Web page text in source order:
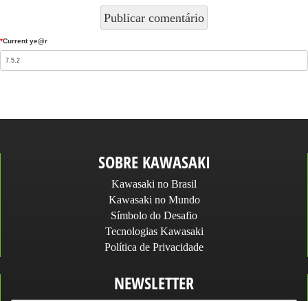
Current ye@r
*
SOBRE KAWASAKI
Kawasaki no Brasil
Kawasaki no Mundo
Símbolo do Desafio
Tecnologias Kawasaki
Política de Privacidade
NEWSLETTER